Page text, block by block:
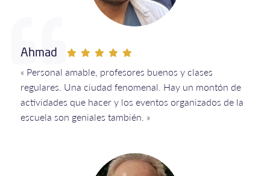
Ahmad
« Personal amable, profesores buenos y clases
regulares. Una ciudad fenomenal. Hay un montón de
actividades que hacer y los eventos organizados de la
escuela son geniales también. »